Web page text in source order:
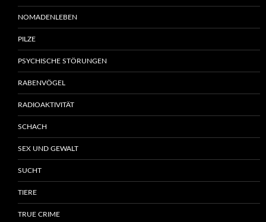
NOMADENLEBEN
PILZE
PSYCHISCHE STÖRUNGEN
RABENVÖGEL
RADIOAKTIVITÄT
SCHACH
SEX UND GEWALT
SUCHT
TIERE
TRUE CRIME